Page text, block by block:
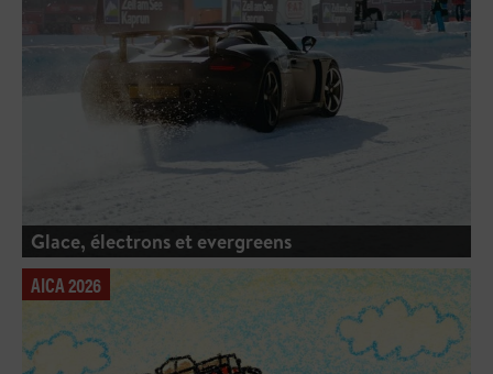
Glace, électrons et evergreens
AICA 2026